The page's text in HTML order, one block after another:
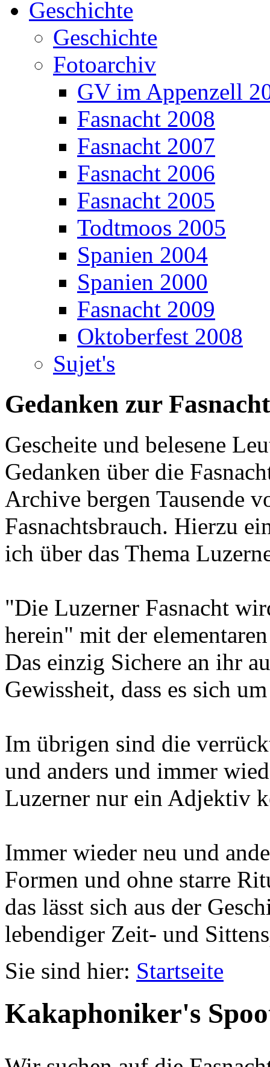
Geschichte
Geschichte
Fotoarchiv
GV im Appenzell
Fasnacht 2008
Fasnacht 2007
Fasnacht 2006
Fasnacht 2005
Todtmoos 2005
Spanien 2004
Spanien 2000
Fasnacht 2009
Oktoberfest 2008
Sujet's
Gedanken zur Fasnacht
Gescheite und belesene
Gedanken über die
Archive bergen Tausende
Fasnachtsbrauch. Hierzu
ich über das Thema
"Die Luzerner Fasnacht
herein" mit der
Das einzig Sichere an ihr
Gewissheit, dass es sich
Im übrigen sind die
und anders und immer
Luzerner nur ein Adjektiv
Immer wieder neu und
Formen und ohne starre
das lässt sich aus der
lebendiger Zeit- und
Sie sind hier: Startseite
Kakaphoniker's